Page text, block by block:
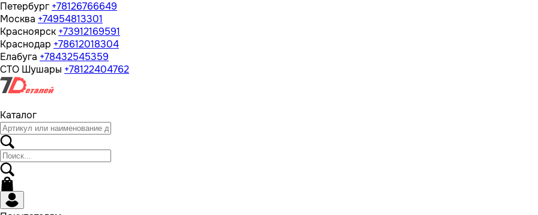
Петербург +78126766649
Москва +74954813301
Красноярск +73912169591
Краснодар +78612018304
Елабуга +78432545359
СТО Шушары +78122404762
Каталог